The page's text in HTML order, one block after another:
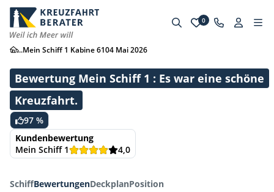
0
...Mein Schiff 1 Kabine 6104 Mai 2026
Bewertung Mein Schiff 1 : Es war eine schöne
Kreuzfahrt.
97 %
Kundenbewertung
Mein Schiff 1
4,0
SchiffBewertungenDeckplanPosition